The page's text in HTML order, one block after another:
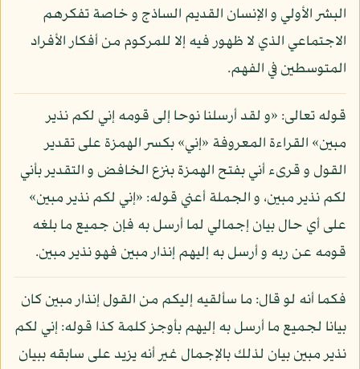
البشر الأولي و الإنسان القديم الساذج و خاصة تفكرهم
الاجتماعي الذي لا ظهور فيه إلا للمركوم من أفكار الأفراد
المتوسطين في الفهم.
قوله تعالى: «و لقد أرسلنا نوحا إلى قومه إني لكم نذير
مبين» القراءة المعروفة «إني» بكسر الهمزة على تقدير
القول و قرىء أني بفتح الهمزة بنزع الخافض و التقدير بأني
لكم نذير مبين، و الجملة أعني قوله: «إني لكم نذير مبين»
على أي حال بيان إجمالي لما أرسل به فإن جميع ما بلغه
قومه عن ربه و أرسل به إليهم إنذار مبين فهو نذير مبين.
فكما أنه لو قال: ما سألقيه إليكم من القول إنذار مبين كان
بيانا لجميع ما أرسل به إليهم بأوجز كلمة كذا قوله: إني لكم
نذير مبين بيان لذلك بالإجمال غير أنه يزيد على سابقه ببيان